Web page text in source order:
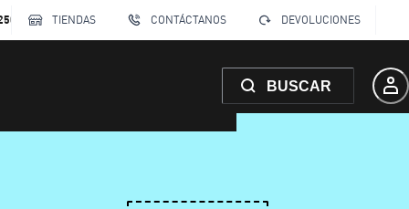
TIENDAS CONTÁCTANOS DEVOLUCIONES
BUSCAR